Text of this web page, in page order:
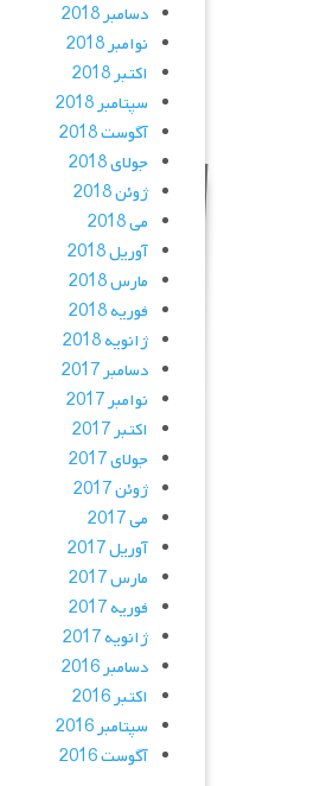
دسامبر 2018
نوامبر 2018
اکتبر 2018
سپتامبر 2018
آگوست 2018
جولای 2018
ژوئن 2018
می 2018
آوریل 2018
مارس 2018
فوریه 2018
ژانویه 2018
دسامبر 2017
نوامبر 2017
اکتبر 2017
جولای 2017
ژوئن 2017
می 2017
آوریل 2017
مارس 2017
فوریه 2017
ژانویه 2017
دسامبر 2016
اکتبر 2016
سپتامبر 2016
آگوست 2016